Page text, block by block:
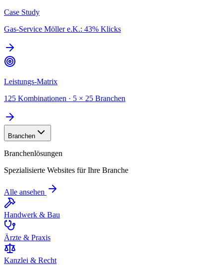
Case Study
Gas-Service Möller e.K.: 43% Klicks
Leistungs-Matrix
125 Kombinationen · 5 × 25 Branchen
Branchen
Branchenlösungen
Spezialisierte Websites für Ihre Branche
Alle ansehen
Handwerk & Bau
Ärzte & Praxis
Kanzlei & Recht